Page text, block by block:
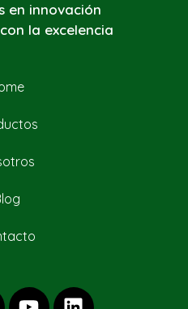
en innovación
la excelencia